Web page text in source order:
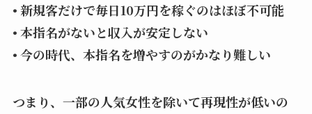
• 新規客だけで毎日10万円を稼ぐのはほぼ不可能
• 本指名がないと収入が安定しない
• 今の時代、本指名を増やすのがかなり難しい
つまり、一部の人気女性を除いて再現性が低いの